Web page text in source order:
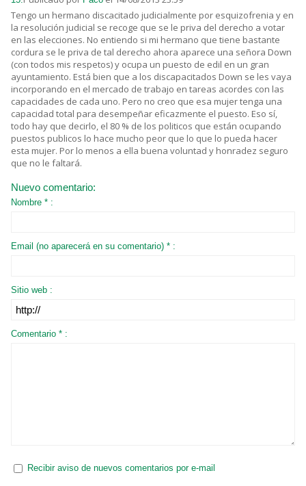
Tengo un hermano discacitado judicialmente por esquizofrenia y en
la resolución judicial se recoge que se le priva del derecho a votar
en las elecciones. No entiendo si mi hermano que tiene bastante
cordura se le priva de tal derecho ahora aparece una señora Down
(con todos mis respetos) y ocupa un puesto de edil en un gran
ayuntamiento. Está bien que a los discapacitados Down se les vaya
incorporando en el mercado de trabajo en tareas acordes con las
capacidades de cada uno. Pero no creo que esa mujer tenga una
capacidad total para desempeñar eficazmente el puesto. Eso sí,
todo hay que decirlo, el 80 % de los politicos que están ocupando
puestos publicos lo hace mucho peor que lo que lo pueda hacer
esta mujer. Por lo menos a ella buena voluntad y honradez seguro
que no le faltará.
Nuevo comentario:
Nombre * :
Email (no aparecerá en su comentario) * :
Sitio web :
Comentario * :
Recibir aviso de nuevos comentarios por e-mail